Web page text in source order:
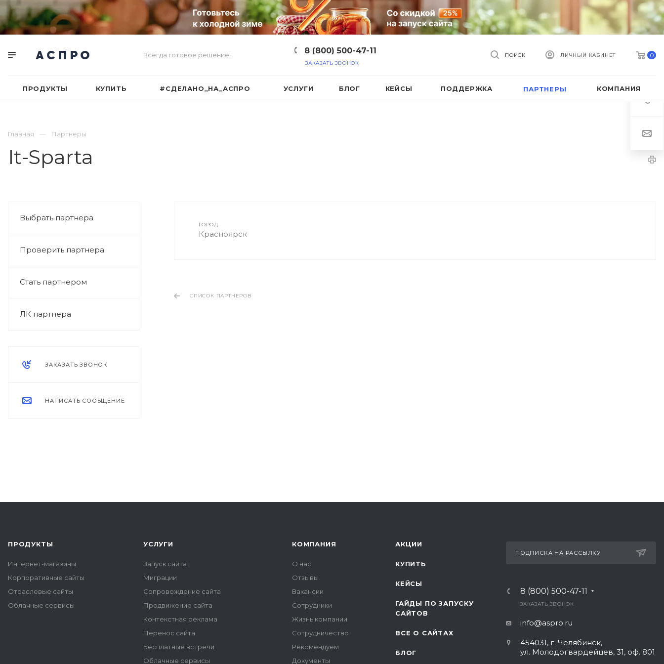
Всегда готовое решение! 8 (800) 500-47-11
ЗАКАЗАТЬ ЗВОНОК
0
ЛИЧНЫЙ КАБИНЕТ
ПОИСК
ПРОДУКТЫ КУПИТЬ #СДЕЛАНО_НА_АСПРО УСЛУГИ БЛОГ КЕЙСЫ ПОДДЕРЖКА ПАРТНЕРЫ КОМПАНИЯ
Главная Партнеры
It-Sparta
Выбрать партнера
Проверить партнера
Стать партнером
ЛК партнера
ЗАКАЗАТЬ ЗВОНОК
НАПИСАТЬ СООБЩЕНИЕ
ГОРОД
Красноярск
СПИСОК ПАРТНЕРОВ
ПРОДУКТЫ
Интернет-магазины
Корпоративные сайты
Отраслевые сайты
Облачные сервисы
УСЛУГИ
Запуск сайта
Миграции
Сопровождение сайта
Продвижение сайта
Контекстная реклама
Перенос сайта
Бесплатные встречи
Облачные сервисы
КОМПАНИЯ
О нас
Отзывы
Вакансии
Сотрудники
Жизнь компании
Сотрудничество
Рекомендуем
Документы
АКЦИИ
КУПИТЬ
КЕЙСЫ
ГАЙДЫ ПО ЗАПУСКУ
САЙТОВ
ВСЕ О САЙТАХ
БЛОГ
ПОДПИСКА НА РАССЫЛКУ
8 (800) 500-47-11
ЗАКАЗАТЬ ЗВОНОК
info@aspro.ru
454031, г. Челябинск,
ул. Молодогвардейцев, 31, оф. 801